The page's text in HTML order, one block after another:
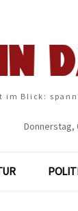
im Blick:
Donnerstag,